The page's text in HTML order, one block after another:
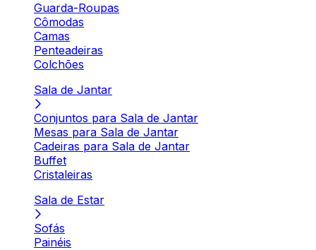
Guarda-Roupas
Cômodas
Camas
Penteadeiras
Colchões
Sala de Jantar
Conjuntos para Sala de Jantar
Mesas para Sala de Jantar
Cadeiras para Sala de Jantar
Buffet
Cristaleiras
Sala de Estar
Sofás
Painéis